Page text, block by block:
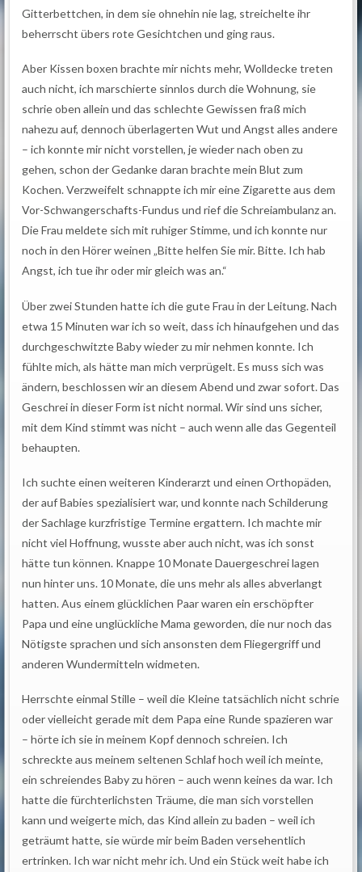
Gitterbettchen, in dem sie ohnehin nie lag, streichelte ihr
beherrscht übers rote Gesichtchen und ging raus.
Aber Kissen boxen brachte mir nichts mehr, Wolldecke treten
auch nicht, ich marschierte sinnlos durch die Wohnung, sie
schrie oben allein und das schlechte Gewissen fraß mich
nahezu auf, dennoch überlagerten Wut und Angst alles andere
– ich konnte mir nicht vorstellen, je wieder nach oben zu
gehen, schon der Gedanke daran brachte mein Blut zum
Kochen. Verzweifelt schnappte ich mir eine Zigarette aus dem
Vor-Schwangerschafts-Fundus und rief die Schreiambulanz an.
Die Frau meldete sich mit ruhiger Stimme, und ich konnte nur
noch in den Hörer weinen „Bitte helfen Sie mir. Bitte. Ich hab
Angst, ich tue ihr oder mir gleich was an.“
Über zwei Stunden hatte ich die gute Frau in der Leitung. Nach
etwa 15 Minuten war ich so weit, dass ich hinaufgehen und das
durchgeschwitzte Baby wieder zu mir nehmen konnte. Ich
fühlte mich, als hätte man mich verprügelt. Es muss sich was
ändern, beschlossen wir an diesem Abend und zwar sofort. Das
Geschrei in dieser Form ist nicht normal. Wir sind uns sicher,
mit dem Kind stimmt was nicht – auch wenn alle das Gegenteil
behaupten.
Ich suchte einen weiteren Kinderarzt und einen Orthopäden,
der auf Babies spezialisiert war, und konnte nach Schilderung
der Sachlage kurzfristige Termine ergattern. Ich machte mir
nicht viel Hoffnung, wusste aber auch nicht, was ich sonst
hätte tun können. Knappe 10 Monate Dauergeschrei lagen
nun hinter uns. 10 Monate, die uns mehr als alles abverlangt
hatten. Aus einem glücklichen Paar waren ein erschöpfter
Papa und eine unglückliche Mama geworden, die nur noch das
Nötigste sprachen und sich ansonsten dem Fliegergriff und
anderen Wundermitteln widmeten.
Herrschte einmal Stille – weil die Kleine tatsächlich nicht schrie
oder vielleicht gerade mit dem Papa eine Runde spazieren war
– hörte ich sie in meinem Kopf dennoch schreien. Ich
schreckte aus meinem seltenen Schlaf hoch weil ich meinte,
ein schreiendes Baby zu hören – auch wenn keines da war. Ich
hatte die fürchterlichsten Träume, die man sich vorstellen
kann und weigerte mich, das Kind allein zu baden – weil ich
geträumt hatte, sie würde mir beim Baden versehentlich
ertrinken. Ich war nicht mehr ich. Und ein Stück weit habe ich